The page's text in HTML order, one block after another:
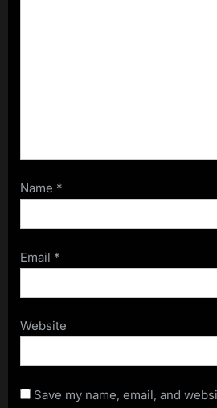
Name *
Email *
Website
Save my name, email, and